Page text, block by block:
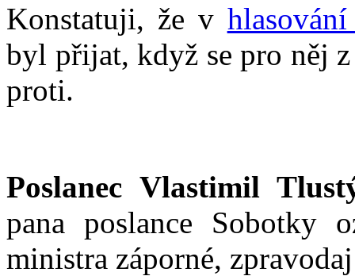
Konstatuji, že v
byl přijat, když se pro něj
proti.
Poslanec Vlastimil
pana poslance Sobotky
ministra záporné,